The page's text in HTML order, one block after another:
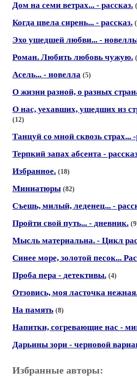
Дом на семи ветрах... - рассказ.
Когда цвела сирень... - рассказ.
Эхо ушедшей любви... -
Роман. Любить любовь чужую.
Асель... - новелла (5)
О жизни разной, о разных
О нас, уехавших, ушедших из
(12)
Танцуй со мной сквозь страх... -
Терпкий запах абсента -
Избранное. (18)
Миниатюры (82)
Съешь, милый, леденец... -
Пройти свой путь... - дневник.
Мысль материальна. - Цикл
Синее море, золотой песок...
Проба пера - детективы. (4)
Отзовись, моя ласточка
На память (8)
Напитки, согревающие нас -
Дарьины зори - черновой
Избранные авторы: